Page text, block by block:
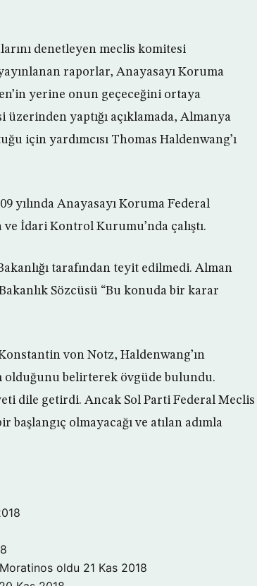
denetleyen meclis komitesi
raporlar, Anayasayı Koruma
yerine onun geçeceğini ortaya
yaptığı açıklamada, Almanya
için yardımcısı Thomas Haldenwang’ı
yılında Anayasayı Koruma Federal
ve İdari Kontrol Kurumu’nda çalıştı.
tarafından teyit edilmedi. Alman
Sözcüsü “Bu konuda bir karar
von Notz, Haldenwang’ın
belirterek övgüde bulundu.
dile getirdi. Ancak Sol Parti Federal Meclis
olmayacağı ve atılan adımla
oldu 21 Kas 2018